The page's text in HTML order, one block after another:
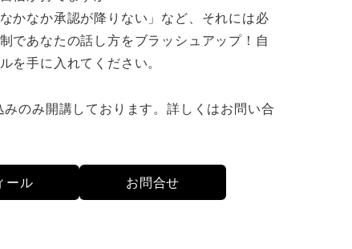
かなか承認が降りない」など、それには必
であなたの話し方をブラッシュアップ！自
を手に入れてください。
のみ開講しております。詳しくはお問い合
ール お問合せ